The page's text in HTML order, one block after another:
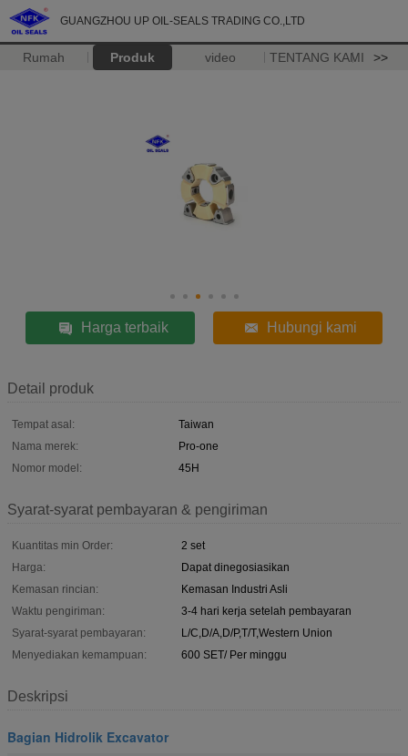
GUANGZHOU UP OIL-SEALS TRADING CO.,LTD
Rumah Produk video TENTANG KAMI >>
Harga terbaik Hubungi kami
Detail produk
Tempat asal:
Taiwan
Nama merek:
Pro-one
Nomor model:
45H
Syarat-syarat pembayaran & pengiriman
Kuantitas min Order:
2 set
Harga:
Dapat dinegosiasikan
Kemasan rincian:
Kemasan Industri Asli
Waktu pengiriman:
3-4 hari kerja setelah pembayaran
Syarat-syarat pembayaran:
L/C,D/A,D/P,T/T,Western Union
Menyediakan kemampuan:
600 SET/ Per minggu
Deskripsi
Bagian Hidrolik Excavator